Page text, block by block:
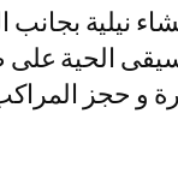
نيلية بجانب
الحية على
المراكب